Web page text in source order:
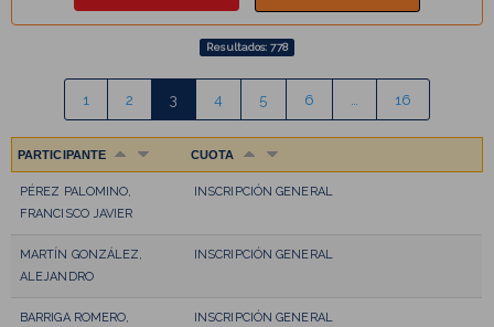
Resultados: 778
1 2 3 4 5 6 16
PARTICIPANTE CUOTA
PÉREZ PALOMINO,
FRANCISCO JAVIER
INSCRIPCIÓN GENERAL
MARTÍN GONZÁLEZ,
ALEJANDRO
INSCRIPCIÓN GENERAL
BARRIGA ROMERO,
INSCRIPCIÓN GENERAL